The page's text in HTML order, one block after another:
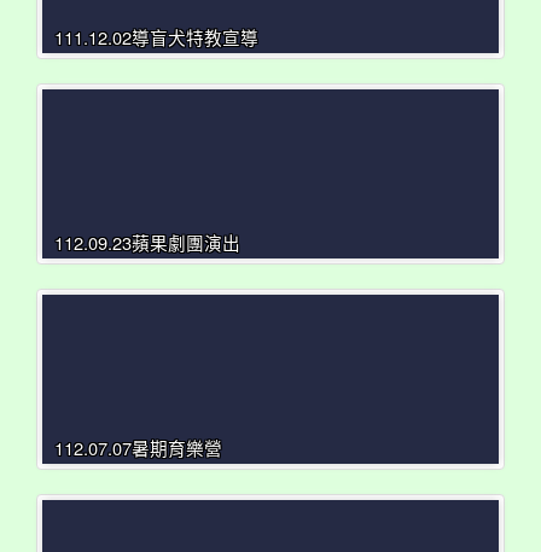
111.12.02導盲犬特教宣導
112.09.23蘋果劇團演出
112.07.07暑期育樂營